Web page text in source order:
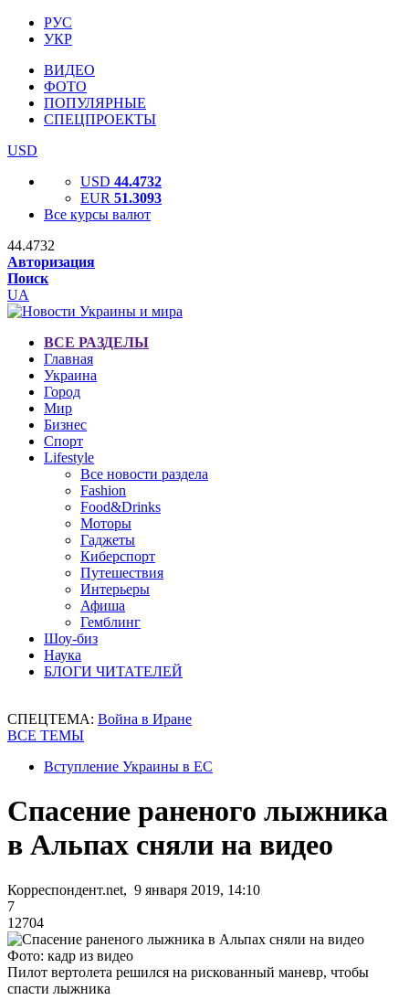
РУС
УКР
ВИДЕО
ФОТО
ПОПУЛЯРНЫЕ
СПЕЦПРОЕКТЫ
USD
USD 44.4732
EUR 51.3093
Все курсы валют
44.4732
Авторизация
Поиск
UA
ВСЕ РАЗДЕЛЫ
Главная
Украина
Город
Мир
Бизнес
Спорт
Lifestyle
Все новости раздела
Fashion
Food&Drinks
Моторы
Гаджеты
Киберспорт
Путешествия
Интерьеры
Афиша
Гемблинг
Шоу-биз
Наука
БЛОГИ ЧИТАТЕЛЕЙ
СПЕЦТЕМА: Война в Иране
ВСЕ ТЕМЫ
Вступление Украины в ЕС
Спасение раненого лыжника
в Альпах сняли на видео
Корреспондент.net, 9 января 2019, 14:10
7
12704
Фото: кадр из видео
Пилот вертолета решился на рискованный маневр, чтобы
спасти лыжника